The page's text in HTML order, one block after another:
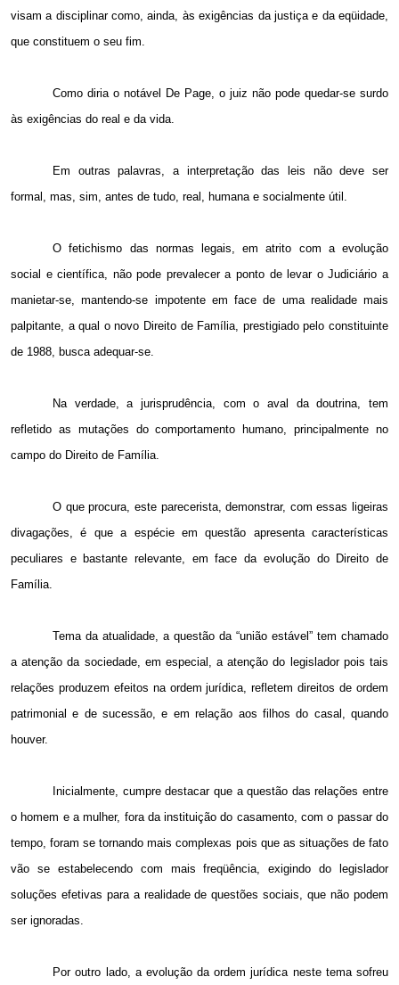
visam a disciplinar como, ainda, às exigências da justiça e da eqüidade,
que constituem o seu fim.
Como diria o notável De Page, o juiz não pode quedar-se surdo
às exigências do real e da vida.
Em outras palavras, a interpretação das leis não deve ser
formal, mas, sim, antes de tudo, real, humana e socialmente útil.
O fetichismo das normas legais, em atrito com a evolução
social e científica, não pode prevalecer a ponto de levar o Judiciário a
manietar-se, mantendo-se impotente em face de uma realidade mais
palpitante, a qual o novo Direito de Família, prestigiado pelo constituinte
de 1988, busca adequar-se.
Na verdade, a jurisprudência, com o aval da doutrina, tem
refletido as mutações do comportamento humano, principalmente no
campo do Direito de Família.
O que procura, este parecerista, demonstrar, com essas ligeiras
divagações, é que a espécie em questão apresenta características
peculiares e bastante relevante, em face da evolução do Direito de
Família.
Tema da atualidade, a questão da “união estável” tem chamado
a atenção da sociedade, em especial, a atenção do legislador pois tais
relações produzem efeitos na ordem jurídica, refletem direitos de ordem
patrimonial e de sucessão, e em relação aos filhos do casal, quando
houver.
Inicialmente, cumpre destacar que a questão das relações entre
o homem e a mulher, fora da instituição do casamento, com o passar do
tempo, foram se tornando mais complexas pois que as situações de fato
vão se estabelecendo com mais freqüência, exigindo do legislador
soluções efetivas para a realidade de questões sociais, que não podem
ser ignoradas.
Por outro lado, a evolução da ordem jurídica neste tema sofreu